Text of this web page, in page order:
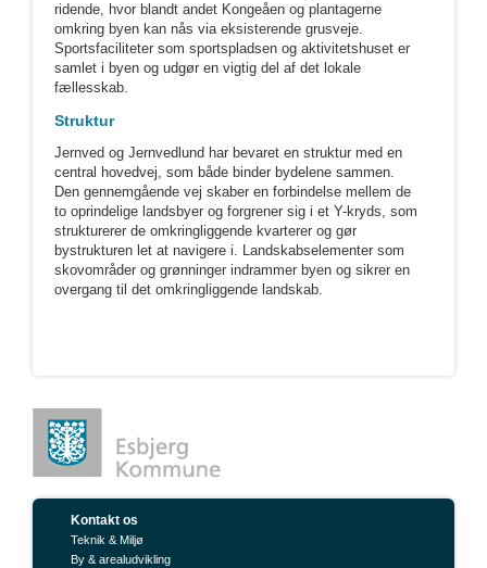
ridende, hvor blandt andet Kongeåen og plantagerne
omkring byen kan nås via eksisterende grusveje.
Sportsfaciliteter som sportspladsen og aktivitetshuset er
samlet i byen og udgør en vigtig del af det lokale
fællesskab.
Struktur
Jernved og Jernvedlund har bevaret en struktur med en
central hovedvej, som både binder bydelene sammen.
Den gennemgående vej skaber en forbindelse mellem de
to oprindelige landsbyer og forgrener sig i et Y-kryds, som
strukturerer de omkringliggende kvarterer og gør
bystrukturen let at navigere i. Landskabselementer som
skovområder og grønninger indrammer byen og sikrer en
overgang til det omkringliggende landskab.
Kontakt os
Teknik & Miljø
By & arealudvikling